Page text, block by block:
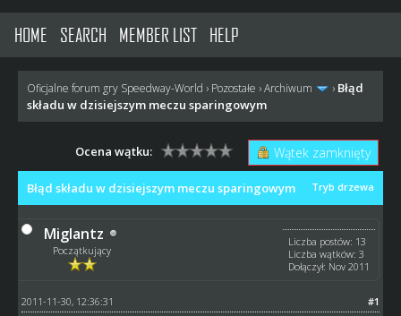
HOME SEARCH MEMBER LIST HELP
Oficjalne forum gry Speedway-World › Pozostałe ›Archiwum › Błąd
składu w dzisiejszym meczu sparingowym
Wątek zamknięty
Ocena wątku:
Tryb drzewa
Błąd składu w dzisiejszym meczu sparingowym
Miglantz
Początkujący
Liczba postów: 13
Liczba wątków: 3
Dołączył: Nov 2011
#1
2011-11-30, 12:36:31